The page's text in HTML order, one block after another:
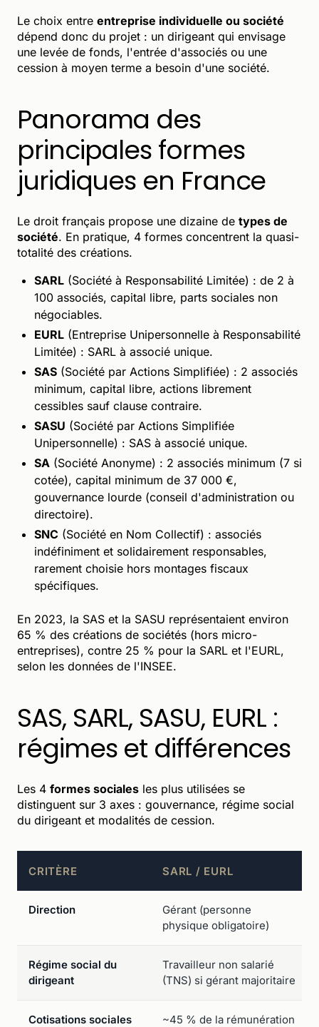
Le choix entre entreprise individuelle ou société
dépend donc du projet : un dirigeant qui envisage
une levée de fonds, l'entrée d'associés ou une
cession à moyen terme a besoin d'une société.
Panorama des
principales formes
juridiques en France
Le droit français propose une dizaine de types de
société. En pratique, 4 formes concentrent la quasi-
totalité des créations.
SARL (Société à Responsabilité Limitée) : de 2 à
100 associés, capital libre, parts sociales non
négociables.
EURL (Entreprise Unipersonnelle à Responsabilité
Limitée) : SARL à associé unique.
SAS (Société par Actions Simplifiée) : 2 associés
minimum, capital libre, actions librement
cessibles sauf clause contraire.
SASU (Société par Actions Simplifiée
Unipersonnelle) : SAS à associé unique.
SA (Société Anonyme) : 2 associés minimum (7 si
cotée), capital minimum de 37 000 €,
gouvernance lourde (conseil d'administration ou
directoire).
SNC (Société en Nom Collectif) : associés
indéfiniment et solidairement responsables,
rarement choisie hors montages fiscaux
spécifiques.
En 2023, la SAS et la SASU représentaient environ
65 % des créations de sociétés (hors micro-
entreprises), contre 25 % pour la SARL et l'EURL,
selon les données de l'INSEE.
SAS, SARL, SASU, EURL :
régimes et différences
Les 4 formes sociales les plus utilisées se
distinguent sur 3 axes : gouvernance, régime social
du dirigeant et modalités de cession.
CRITÈRE SARL / EURL
Direction
Gérant (personne
physique obligatoire)
Régime social du
dirigeant
Travailleur non salarié
(TNS) si gérant majoritaire
Cotisations sociales
~45 % de la rémunération